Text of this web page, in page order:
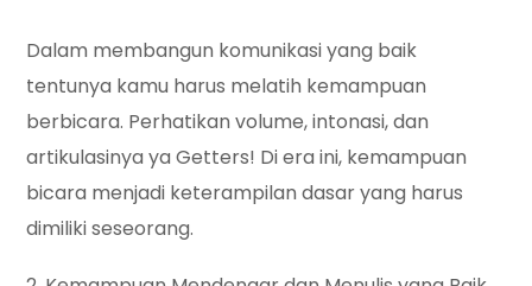
Dalam membangun komunikasi yang baik
tentunya kamu harus melatih kemampuan
berbicara. Perhatikan volume, intonasi, dan
artikulasinya ya Getters! Di era ini, kemampuan
bicara menjadi keterampilan dasar yang harus
dimiliki seseorang.